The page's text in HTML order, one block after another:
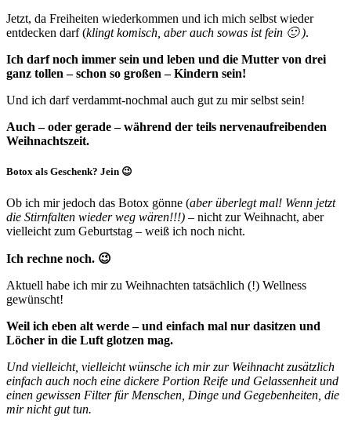
Jetzt, da Freiheiten wiederkommen und ich mich selbst wieder
entdecken darf (klingt komisch, aber auch sowas ist fein 🙂 ).
Ich darf noch immer sein und leben und die Mutter von drei
ganz tollen – schon so großen – Kindern sein!
Und ich darf verdammt-nochmal auch gut zu mir selbst sein!
Auch – oder gerade – während der teils nervenaufreibenden
Weihnachtszeit.
Botox als Geschenk? Jein 😉
Ob ich mir jedoch das Botox gönne (aber überlegt mal! Wenn jetzt
die Stirnfalten wieder weg wären!!!) – nicht zur Weihnacht, aber
vielleicht zum Geburtstag – weiß ich noch nicht.
Ich rechne noch. 😉
Aktuell habe ich mir zu Weihnachten tatsächlich (!) Wellness
gewünscht!
Weil ich eben alt werde – und einfach mal nur dasitzen und
Löcher in die Luft glotzen mag.
Und vielleicht, vielleicht wünsche ich mir zur Weihnacht zusätzlich
einfach auch noch eine dickere Portion Reife und Gelassenheit und
einen gewissen Filter für Menschen, Dinge und Gegebenheiten, die
mir nicht gut tun.